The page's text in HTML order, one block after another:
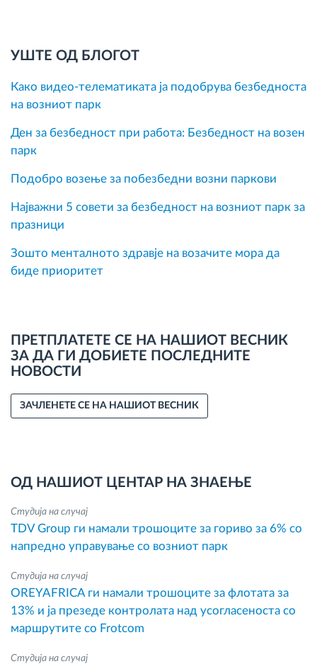
УШТЕ ОД БЛОГОТ
Како видео-телематиката ја подобрува безбедноста
на возниот парк
Ден за безбедност при работа: Безбедност на возен
парк
Подобро возење за побезбедни возни паркови
Најважни 5 совети за безбедност на возниот парк за
празници
Зошто менталното здравје на возачите мора да
биде приоритет
ПРЕТПЛАТЕТЕ СЕ НА НАШИОТ ВЕСНИК
ЗА ДА ГИ ДОБИЕТЕ ПОСЛЕДНИТЕ
НОВОСТИ
ЗАЧЛЕНЕТЕ СЕ НА НАШИОТ ВЕСНИК
ОД НАШИОТ ЦЕНТАР НА ЗНАЕЊЕ
Студија на случај
TDV Group ги намали трошоците за гориво за 6% со
напредно управување со возниот парк
Студија на случај
OREYAFRICA ги намали трошоците за флотата за
13% и ја презеде контролата над усогласеноста со
маршрутите со Frotcom
Студија на случај